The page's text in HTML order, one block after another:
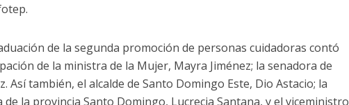
de la segunda promoción de personas cuidadoras contó
de la ministra de la Mujer, Mayra Jiménez; la senadora de
Así también, el alcalde de Santo Domingo Este, Dio Astacio; la
la provincia Santo Domingo, Lucrecia Santana, y el viceministro